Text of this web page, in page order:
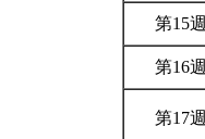
第15週
第16週
第17週